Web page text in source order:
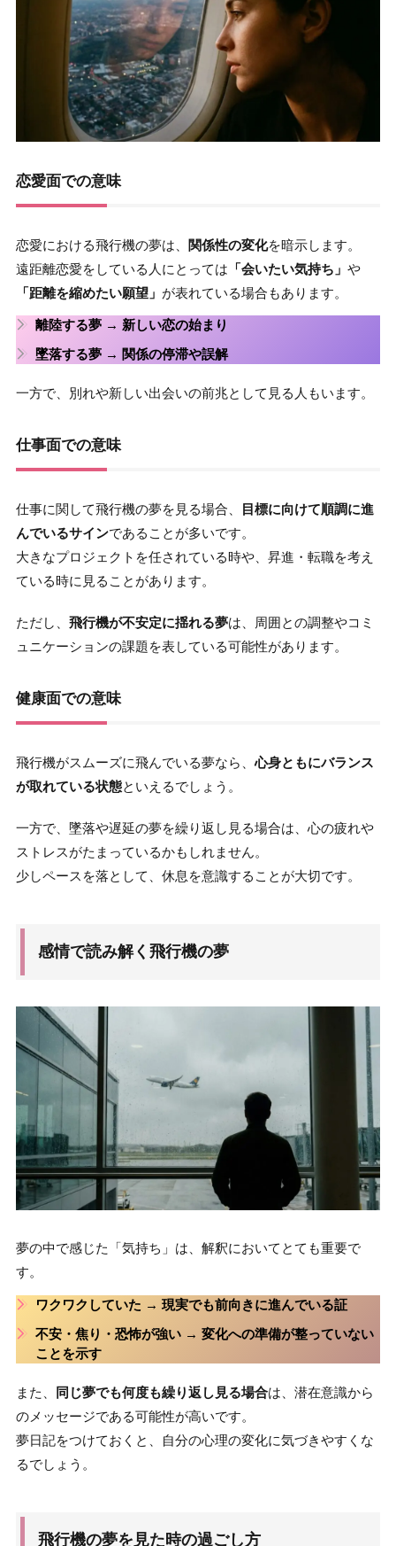
恋愛面での意味
恋愛における飛行機の夢は、 関係性の変化を暗示します。
遠距離恋愛をしている人にとっては 「会いたい気持ち」 や
「距離を縮めたい願望」 が表れている場合もあります。
離陸する夢 → 新しい恋の始まり
墜落する夢 → 関係の停滞や誤解
一方で、別れや新しい出会いの前兆として見る人もいます。
仕事面での意味
仕事に関して飛行機の夢を見る場合、
目標に向けて順調に進
んでいるサインであることが多いです。
大きなプロジェクトを任されている時や、昇進・転職を考え
ている時に見ることがあります。
ただし、 飛行機が不安定に揺れる夢は、周囲との調整やコミ
ュニケーションの課題を表している可能性があります。
健康面での意味
飛行機がスムーズに飛んでいる夢なら、心身ともにバランス
が取れている状態といえるでしょう。
一方で、墜落や遅延の夢を繰り返し見る場合は、心の疲れや
ストレスがたまっているかもしれません。
少しペースを落として、休息を意識することが大切です。
感情で読み解く飛行機の夢
夢の中で感じた「気持ち」は、解釈においてとても重要で
す。
ワクワクしていた → 現実でも前向きに進んでいる証
不安・焦り・恐怖が強い → 変化への準備が整っていない
ことを示す
また、 同じ夢でも何度も繰り返し見る場合は、潜在意識から
のメッセージである可能性が高いです。
夢日記をつけておくと、自分の心理の変化に気づきやすくな
るでしょう。
飛行機の夢を見た時の過ごし方